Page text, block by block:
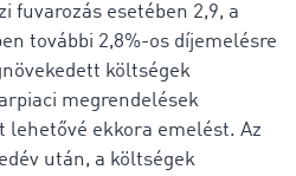
fuvarozás esetében 2,9, a
további 2,8%-os díjemelésre
költségek
megrendelések
lehetővé ekkora emelést. Az
után, a költségek